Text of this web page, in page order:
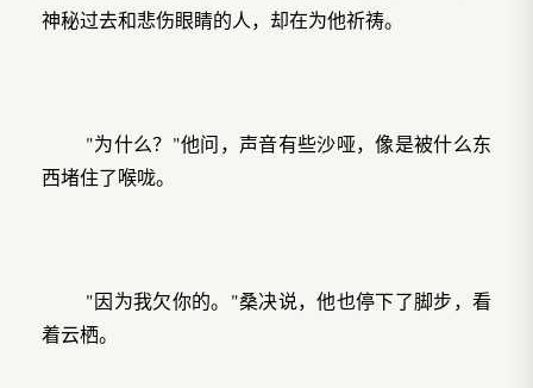
神秘过去和悲伤眼睛的人，却在为他祈祷。
"为什么？"他问，声音有些沙哑，像是被什么东
西堵住了喉咙。
"因为我欠你的。"桑决说，他也停下了脚步，看
着云栖。